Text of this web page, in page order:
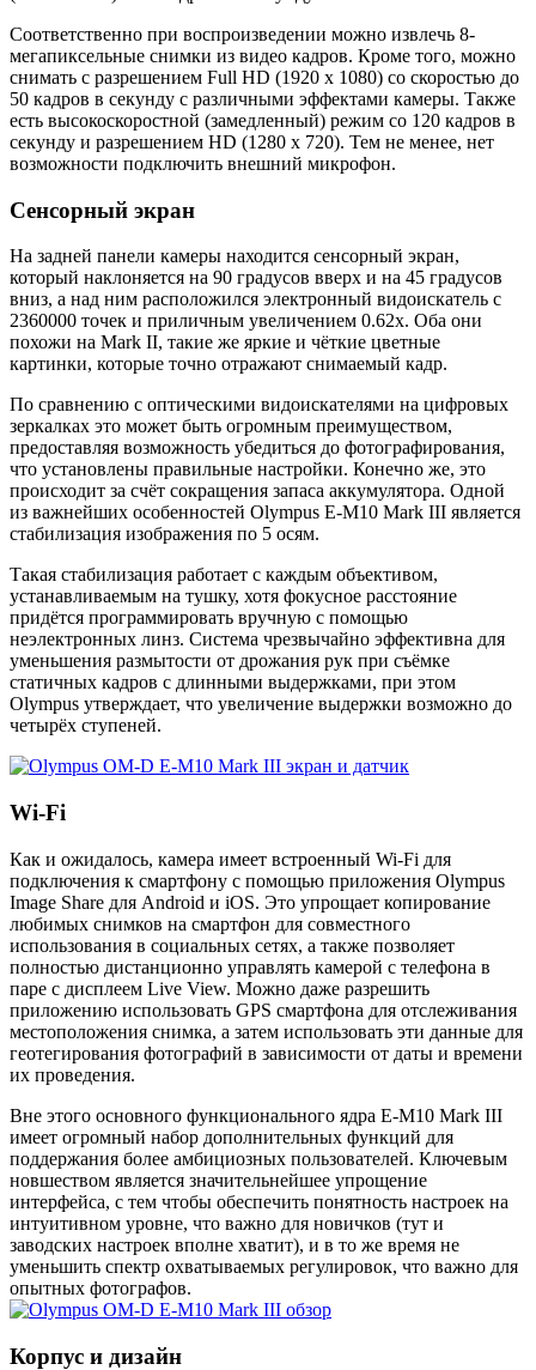
Соответственно при воспроизведении можно извлечь 8-
мегапиксельные снимки из видео кадров. Кроме того, можно
снимать с разрешением Full HD (1920 x 1080) со скоростью до
50 кадров в секунду с различными эффектами камеры. Также
есть высокоскоростной (замедленный) режим со 120 кадров в
секунду и разрешением HD (1280 x 720). Тем не менее, нет
возможности подключить внешний микрофон.
Сенсорный экран
На задней панели камеры находится сенсорный экран,
который наклоняется на 90 градусов вверх и на 45 градусов
вниз, а над ним расположился электронный видоискатель с
2360000 точек и приличным увеличением 0.62х. Оба они
похожи на Mark II, такие же яркие и чёткие цветные
картинки, которые точно отражают снимаемый кадр.
По сравнению с оптическими видоискателями на цифровых
зеркалках это может быть огромным преимуществом,
предоставляя возможность убедиться до фотографирования,
что установлены правильные настройки. Конечно же, это
происходит за счёт сокращения запаса аккумулятора. Одной
из важнейших особенностей Olympus E-M10 Mark III является
стабилизация изображения по 5 осям.
Такая стабилизация работает с каждым объективом,
устанавливаемым на тушку, хотя фокусное расстояние
придётся программировать вручную с помощью
неэлектронных линз. Система чрезвычайно эффективна для
уменьшения размытости от дрожания рук при съёмке
статичных кадров с длинными выдержками, при этом
Olympus утверждает, что увеличение выдержки возможно до
четырёх ступеней.
Wi-Fi
Как и ожидалось, камера имеет встроенный Wi-Fi для
подключения к смартфону с помощью приложения Olympus
Image Share для Android и iOS. Это упрощает копирование
любимых снимков на смартфон для совместного
использования в социальных сетях, а также позволяет
полностью дистанционно управлять камерой с телефона в
паре с дисплеем Live View. Можно даже разрешить
приложению использовать GPS смартфона для отслеживания
местоположения снимка, а затем использовать эти данные для
геотегирования фотографий в зависимости от даты и времени
их проведения.
Вне этого основного функционального ядра E-M10 Mark III
имеет огромный набор дополнительных функций для
поддержания более амбициозных пользователей. Ключевым
новшеством является значительнейшее упрощение
интерфейса, с тем чтобы обеспечить понятность настроек на
интуитивном уровне, что важно для новичков (тут и
заводских настроек вполне хватит), и в то же время не
уменьшить спектр охватываемых регулировок, что важно для
опытных фотографов.
Корпус и дизайн